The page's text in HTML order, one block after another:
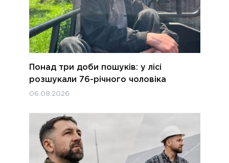
Понад три доби пошуків: у лісі
розшукали 76-річного чоловіка
06.08.2026